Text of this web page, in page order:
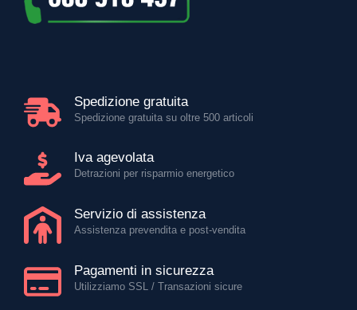
Spedizione gratuita
Spedizione gratuita su oltre 500 articoli
Iva agevolata
Detrazioni per risparmio energetico
Servizio di assistenza
Assistenza prevendita e post-vendita
Pagamenti in sicurezza
Utilizziamo SSL / Transazioni sicure